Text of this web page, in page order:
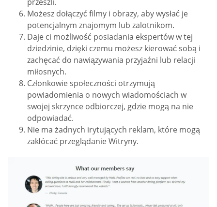
Możesz dołączyć filmy i obrazy, aby wysłać je
potencjalnym znajomym lub zalotnikom.
Daje ci możliwość posiadania ekspertów w tej
dziedzinie, dzięki czemu możesz kierować sobą i
zachęcać do nawiązywania przyjaźni lub relacji
miłosnych.
Członkowie społeczności otrzymują
powiadomienia o nowych wiadomościach w
swojej skrzynce odbiorczej, gdzie mogą na nie
odpowiadać.
Nie ma żadnych irytujących reklam, które mogą
zakłócać przeglądanie Witryny.